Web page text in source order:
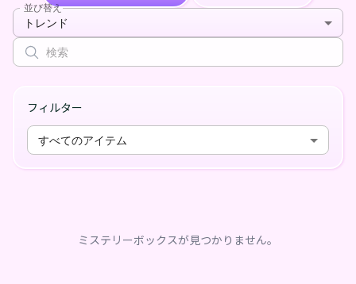
並び替え
トレンド
フィルター
すべてのアイテム
ミステリーボックスが見つかりません。